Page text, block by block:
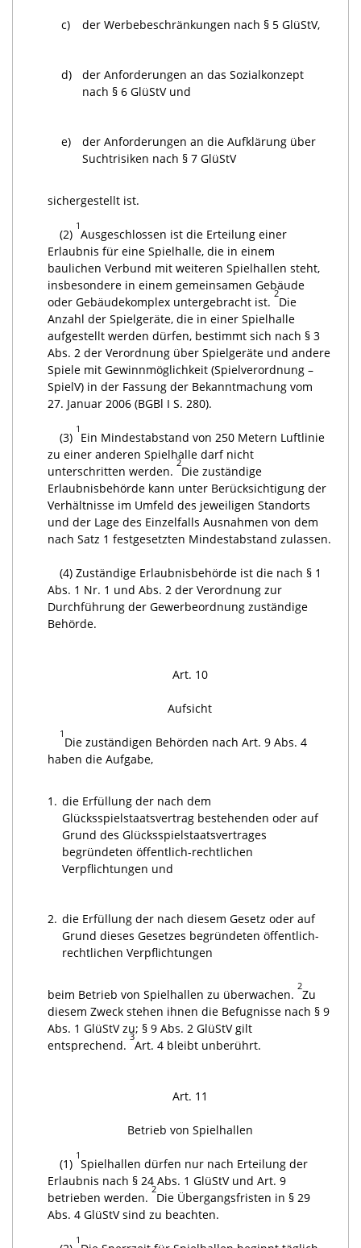
c) der Werbebeschränkungen nach § 5 GlüStV,
d)
der Anforderungen an das Sozialkonzept
nach § 6 GlüStV und
e)
der Anforderungen an die Aufklärung über
Suchtrisiken nach § 7 GlüStV
sichergestellt ist.
(2)
1
Ausgeschlossen ist die Erteilung einer
Erlaubnis für eine Spielhalle, die in einem
baulichen Verbund mit weiteren Spielhallen steht,
insbesondere in einem gemeinsamen Gebäude
oder Gebäudekomplex untergebracht ist.
2
Die
Anzahl der Spielgeräte, die in einer Spielhalle
aufgestellt werden dürfen, bestimmt sich nach § 3
Abs. 2 der Verordnung über Spielgeräte und andere
Spiele mit Gewinnmöglichkeit (Spielverordnung –
SpielV) in der Fassung der Bekanntmachung vom
27. Januar 2006 (BGBl I S. 280).
(3)
1
Ein Mindestabstand von 250 Metern Luftlinie
zu einer anderen Spielhalle darf nicht
unterschritten werden.
2
Die zuständige
Erlaubnisbehörde kann unter Berücksichtigung der
Verhältnisse im Umfeld des jeweiligen Standorts
und der Lage des Einzelfalls Ausnahmen von dem
nach Satz 1 festgesetzten Mindestabstand zulassen.
(4) Zuständige Erlaubnisbehörde ist die nach § 1
Abs. 1 Nr. 1 und Abs. 2 der Verordnung zur
Durchführung der Gewerbeordnung zuständige
Behörde.
Art. 10
Aufsicht
1
Die zuständigen Behörden nach Art. 9 Abs. 4
haben die Aufgabe,
1. die Erfüllung der nach dem
Glücksspielstaatsvertrag bestehenden oder auf
Grund des Glücksspielstaatsvertrages
begründeten öffentlich-rechtlichen
Verpflichtungen und
2. die Erfüllung der nach diesem Gesetz oder auf
Grund dieses Gesetzes begründeten öffentlich-
rechtlichen Verpflichtungen
beim Betrieb von Spielhallen zu überwachen.
2
Zu
diesem Zweck stehen ihnen die Befugnisse nach § 9
Abs. 1 GlüStV zu; § 9 Abs. 2 GlüStV gilt
entsprechend.
3
Art. 4 bleibt unberührt.
Art. 11
Betrieb von Spielhallen
(1)
1
Spielhallen dürfen nur nach Erteilung der
Erlaubnis nach § 24 Abs. 1 GlüStV und Art. 9
betrieben werden.
2
Die Übergangsfristen in § 29
Abs. 4 GlüStV sind zu beachten.
1